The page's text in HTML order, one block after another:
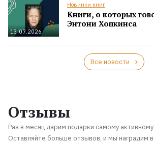
13.07.2026
Новинки книг
Книги, о которых
Энтони Хопкинса
Все новости
Отзывы
Раз в месяц дарим подарки самому
Оставляйте больше отзывов, и мы наградим